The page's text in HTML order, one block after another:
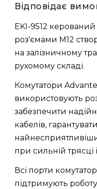
Відповідає
EKI-9512
роз'ємами M12
на залізничному
рухомому складі.
Комутатори
використовують
забезпечити
кабелів,
при сильній трясці
Всі порти
підтримують